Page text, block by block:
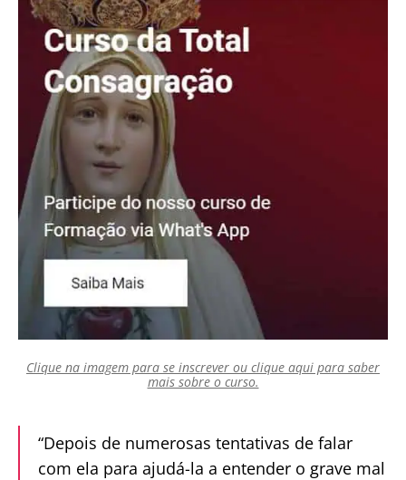
Clique na imagem para se inscrever ou clique aqui para saber
mais sobre o curso.
“Depois de numerosas tentativas de falar
com ela para ajudá-la a entender o grave mal